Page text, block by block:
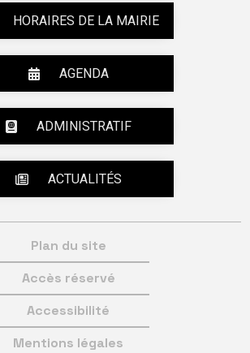
HORAIRES DE LA MAIRIE
AGENDA
ADMINISTRATIF
ACTUALITÉS
Plan du site
Accès réservé
Accessibilité
Mentions légales